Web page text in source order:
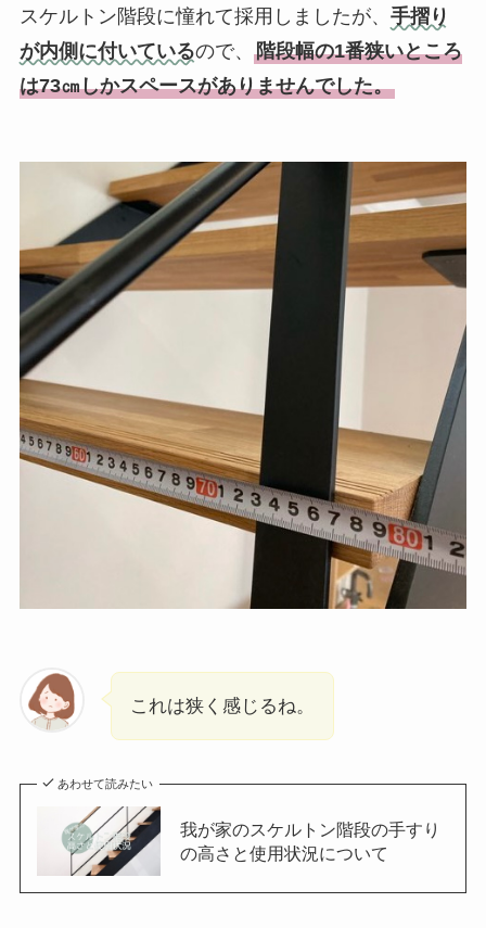
スケルトン階段に憧れて採用しましたが、 手摺り
が内側に付いているので、 階段幅の1番狭いところ
は73㎝しかスペースがありませんでした。
これは狭く感じるね。
あわせて読みたい
我が家のスケルトン階段の手すり
の高さと使用状況について